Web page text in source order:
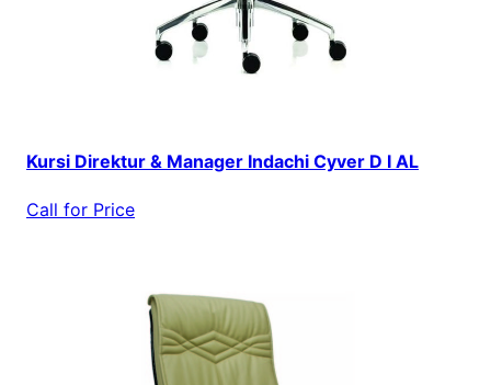
Kursi Direktur & Manager Indachi Cyver D I AL
Call for Price